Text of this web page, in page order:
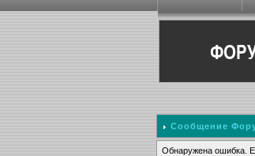
Сообщение
Обнаружена ошибка.